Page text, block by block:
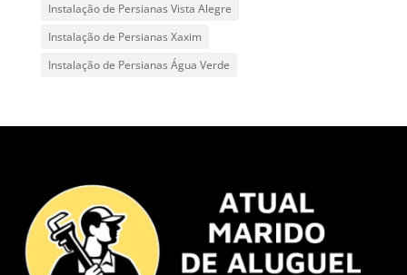
Instalação de Persianas Vista Alegre
Instalação de Persianas Xaxim
Instalação de Persianas Água Verde